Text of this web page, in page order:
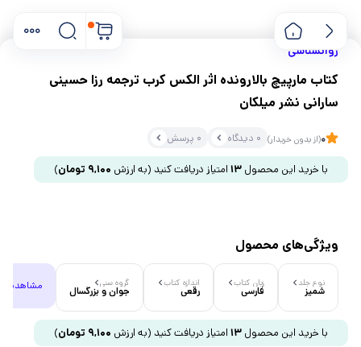
روانشناسی
کتاب مارپیچ بالارونده اثر الکس کرب ترجمه رزا حسینی
سارانی نشر میلکان
0(از بدون خریدار) 0 دیدگاه 0 پرسش
با خرید این محصول 13امتیاز دریافت کنید (به ارزش 9,100 تومان)
ویژگی‌های محصول
نوع جلد
شمیز
زبان کتاب
فارسی
اندازه کتاب
رقعی
گروه سنی
جوان و بزرگسال مشاهده
با خرید این محصول 13امتیاز دریافت کنید (به ارزش 9,100 تومان)